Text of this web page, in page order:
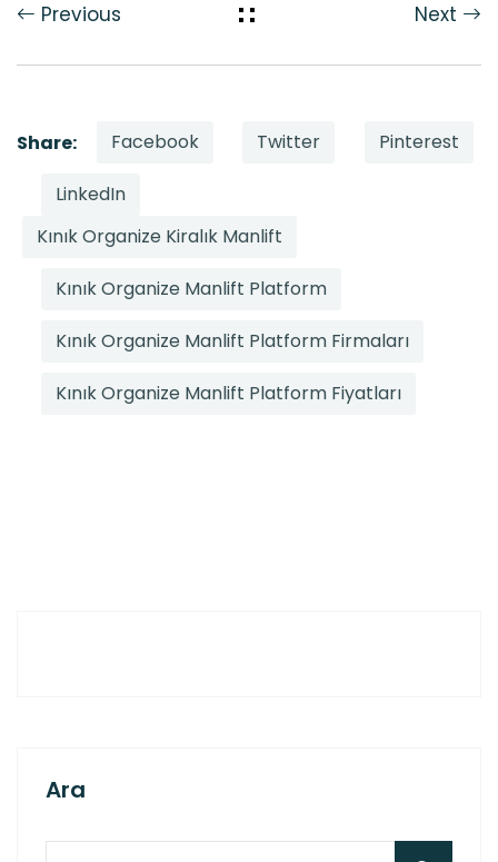
Previous Next
Share: Facebook Twitter Pinterest
LinkedIn
Kınık Organize Kiralık Manlift
Kınık Organize Manlift Platform
Kınık Organize Manlift Platform Firmaları
Kınık Organize Manlift Platform Fiyatları
Ara